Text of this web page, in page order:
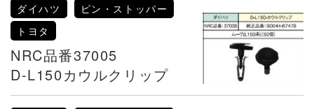
ダイハツ
ピン・ストッパー
トヨタ
NRC品番37005
D-L150カウルクリップ